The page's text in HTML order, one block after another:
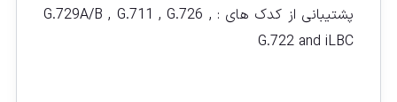
پشتیبانی از کدک های : G.729A/B , G.711 , G.726 ,
G.722 and iLBC